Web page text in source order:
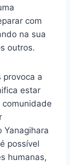
com
na sua
outros.
provoca a
estar
Yanagihara
possível
humanas,